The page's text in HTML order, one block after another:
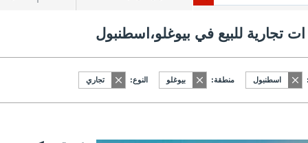
تجارية للبيع في بيوغلو،اسطنبول
اسطنبول منطقة: بيوغلو النوع: تجاري